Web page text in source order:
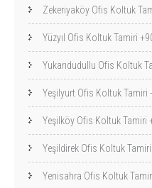
Zekeriyaköy Ofis Koltuk
Yüzyıl Ofis Koltuk Tamiri
Yukarıdudullu Ofis Koltuk
Yeşilyurt Ofis Koltuk Tamiri
Yeşilköy Ofis Koltuk Tamiri
Yeşildirek Ofis Koltuk
Yenisahra Ofis Koltuk